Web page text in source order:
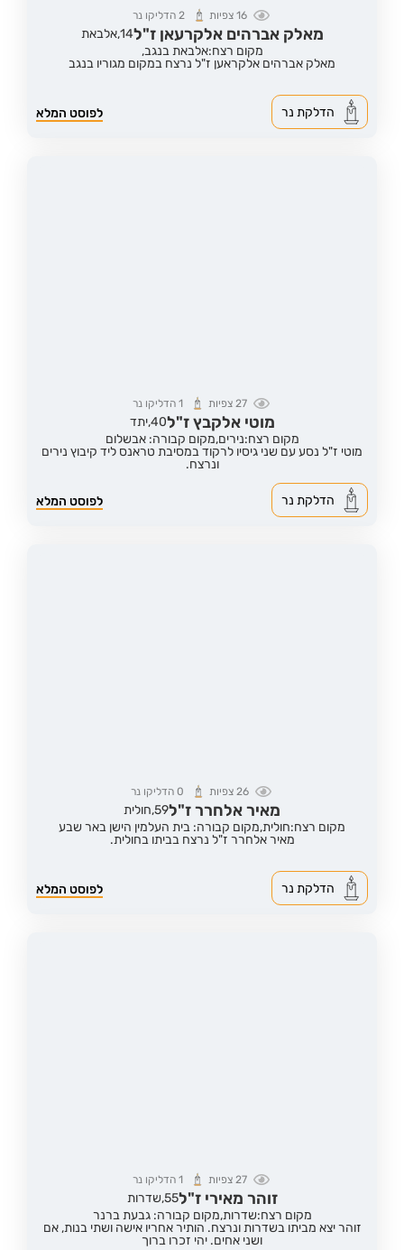
16צפיות 2 הדליקו נר
מאלק אברהים אלקרעאן ז"ל14,אלבאת
מקום רצח:אלבאת בנגב,
מאלק אברהים אלקראען ז"ל נרצח במקום מגוריו בנגב
לפוסט המלא הדלקת נר
27 צפיות 1הדליקו נר
מוטי אלקבץ ז"ל40,יתד
מקום רצח:נירים,מקום קבורה: אבשלום
מוטי ז"ל נסע עם שני גיסיו לרקוד במסיבת טראנס ליד קיבוץ נירים
ונרצח.
לפוסט המלא הדלקת נר
26 צפיות 0הדליקו נר
מאיר אלחרר ז"ל59, חולית
מקום רצח:חולית,מקום קבורה: בית העלמין הישן באר שבע
מאיר אלחרר ז"ל נרצח בביתו בחולית.
לפוסט המלא הדלקת נר
27 צפיות 1הדליקו נר
זוהר מאירי ז"ל55, שדרות
מקום רצח:שדרות,מקום קבורה: גבעת ברנר
זוהר יצא מביתו בשדרות ונרצח. הותיר אחריו אישה ושתי בנות, אם
ושני אחים. יהי זכרו ברוך